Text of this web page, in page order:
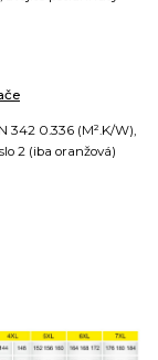
342 0.336 (M².K/W),
2 (iba oranžová)